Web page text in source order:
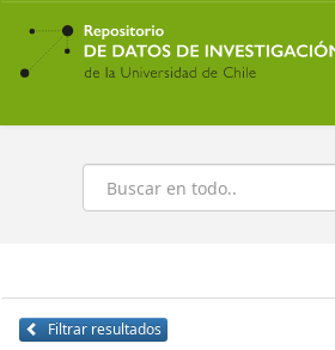
Ir
contenido
principal
Buscar
Filtrar resultados